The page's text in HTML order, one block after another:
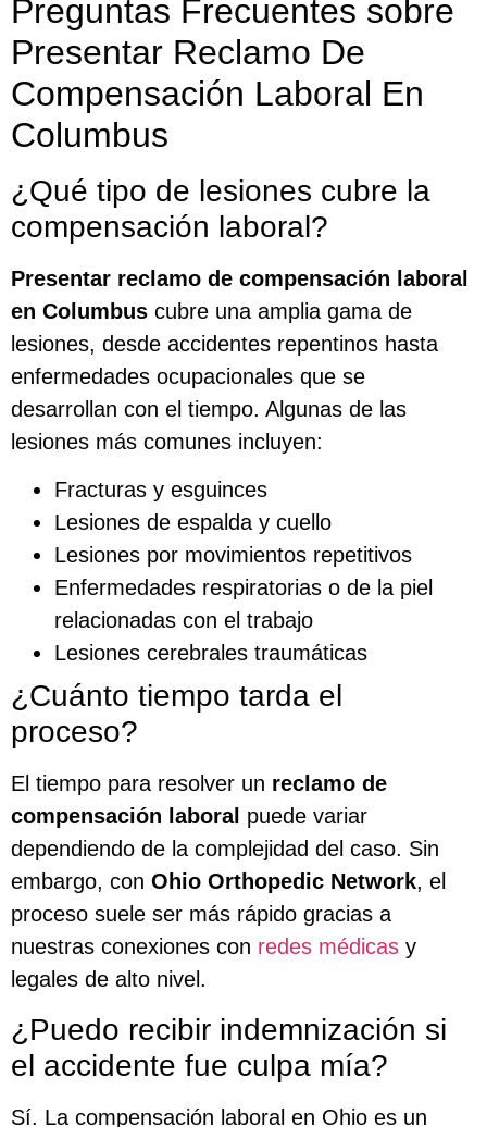
Preguntas Frecuentes sobre
Presentar Reclamo De
Compensación Laboral En
Columbus
¿Qué tipo de lesiones cubre la
compensación laboral?
Presentar reclamo de compensación laboral
en Columbus cubre una amplia gama de
lesiones, desde accidentes repentinos hasta
enfermedades ocupacionales que se
desarrollan con el tiempo. Algunas de las
lesiones más comunes incluyen:
Fracturas y esguinces
Lesiones de espalda y cuello
Lesiones por movimientos repetitivos
Enfermedades respiratorias o de la piel
relacionadas con el trabajo
Lesiones cerebrales traumáticas
¿Cuánto tiempo tarda el
proceso?
El tiempo para resolver un reclamo de
compensación laboral puede variar
dependiendo de la complejidad del caso. Sin
embargo, con Ohio Orthopedic Network, el
proceso suele ser más rápido gracias a
nuestras conexiones con redes médicas y
legales de alto nivel.
¿Puedo recibir indemnización si
el accidente fue culpa mía?
Sí. La compensación laboral en Ohio es un